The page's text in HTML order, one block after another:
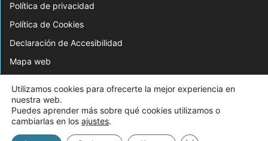
Política de privacidad
Política de Cookies
Declaración de Accesibilidad
Mapa web
© 2026 Web Desarrollada por el Servicio de Informática de Diputación de
Utilizamos cookies para ofrecerte la mejor experiencia en
nuestra web.
Puedes aprender más sobre qué cookies utilizamos o
cambiarlas en los ajustes.